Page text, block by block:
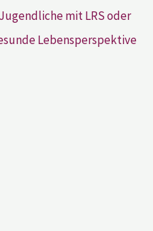
mit LRS oder
Lebensperspektive